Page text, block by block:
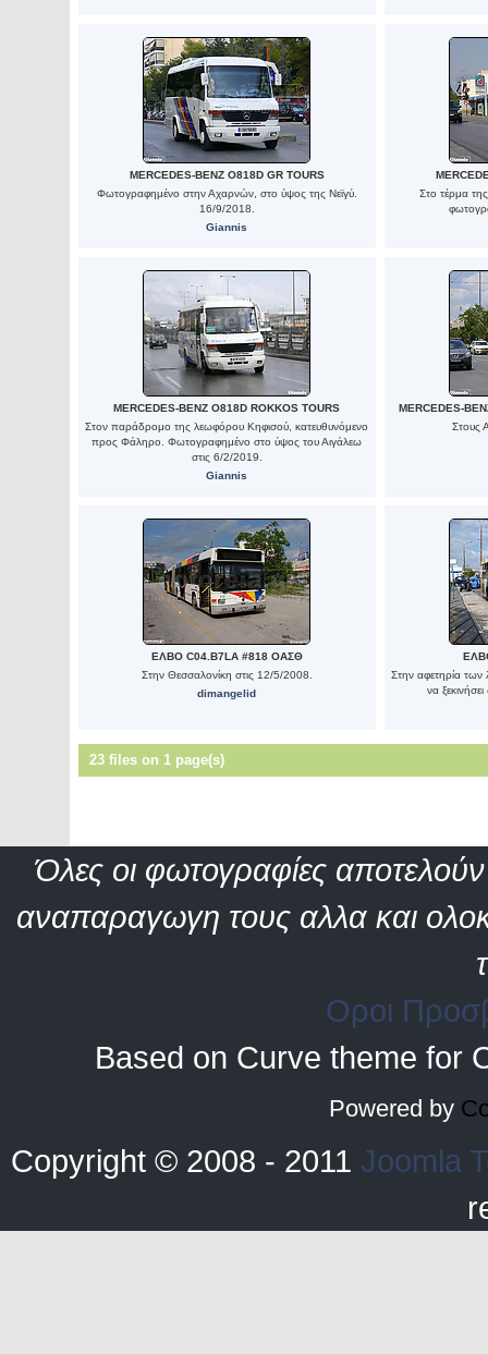
MERCEDES-BENZ O818D GR TOURS
Φωτογραφημένο στην Αχαρνών, στο ύψος της Νεϊγύ.
16/9/2018.
Giannis
Στο τέρμα
MERCEDES-BENZ O818D ROKKOS TOURS
Στον παράδρομο της λεωφόρου Κηφισού, κατευθυνόμενο
προς Φάληρο. Φωτογραφημένο στο ύψος του Αιγάλεω
στις 6/2/2019.
Giannis
MERCEDES-
Στους
ΕΛΒΟ C04.B7LA #818 ΟΑΣΘ
Στην Θεσσαλονίκη στις 12/5/2008.
dimangelid
Στην αφετηρία των
να
23 files on 1 page(s)
Όλες οι φωτογραφίες αποτελούν
αναπαραγωγη τους αλλα και
Οροι
Based on Curve theme for
Powered by
Copyright © 2008 - 2011 Joomla